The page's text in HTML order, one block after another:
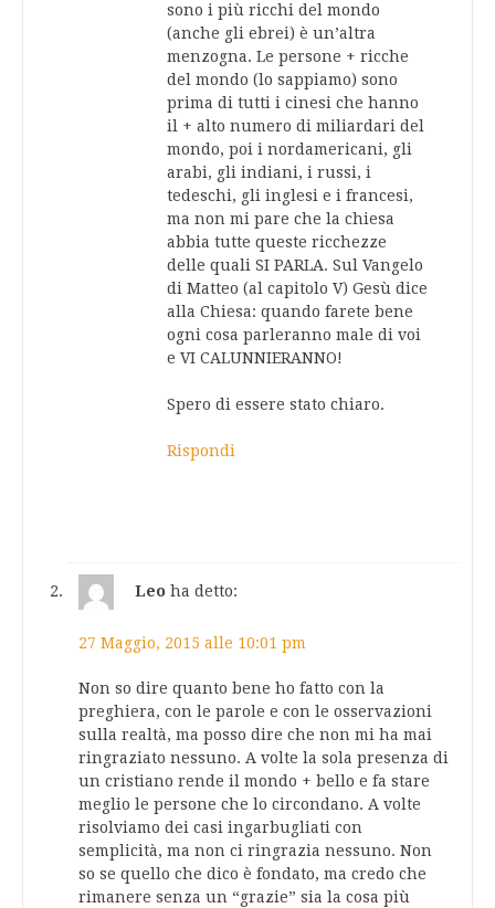
sono i più ricchi del mondo
(anche gli ebrei) è un’altra
menzogna. Le persone + ricche
del mondo (lo sappiamo) sono
prima di tutti i cinesi che hanno
il + alto numero di miliardari del
mondo, poi i nordamericani, gli
arabi, gli indiani, i russi, i
tedeschi, gli inglesi e i francesi,
ma non mi pare che la chiesa
abbia tutte queste ricchezze
delle quali SI PARLA. Sul Vangelo
di Matteo (al capitolo V) Gesù dice
alla Chiesa: quando farete bene
ogni cosa parleranno male di voi
e VI CALUNNIERANNO!
Spero di essere stato chiaro.
Rispondi
Leo ha detto:
27 Maggio, 2015 alle 10:01 pm
Non so dire quanto bene ho fatto con la
preghiera, con le parole e con le osservazioni
sulla realtà, ma posso dire che non mi ha mai
ringraziato nessuno. A volte la sola presenza di
un cristiano rende il mondo + bello e fa stare
meglio le persone che lo circondano. A volte
risolviamo dei casi ingarbugliati con
semplicità, ma non ci ringrazia nessuno. Non
so se quello che dico è fondato, ma credo che
rimanere senza un “grazie” sia la cosa più